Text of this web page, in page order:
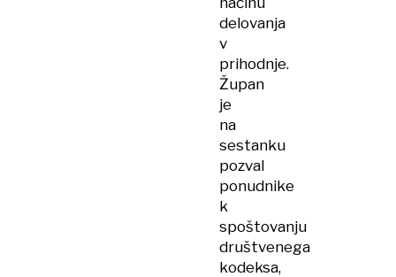
delovanja
v
prihodnje.
Župan
je
na
sestanku
pozval
ponudnike
k
spoštovanju
društvenega
kodeksa,